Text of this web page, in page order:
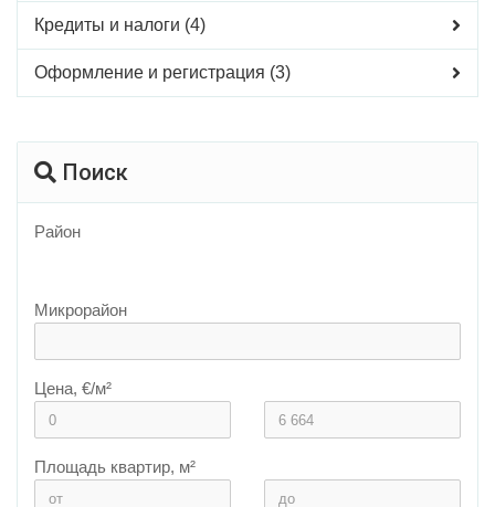
Кредиты и налоги (4)
Оформление и регистрация (3)
Поиск
Район
Микрорайон
Цена, €/м²
Площадь квартир, м²